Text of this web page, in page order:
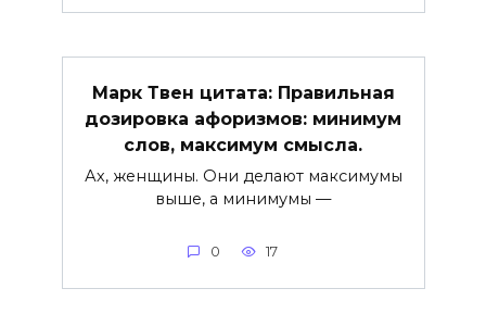
Марк Твен цитата: Правильная
дозировка афоризмов: минимум
слов, максимум смысла.
Ах, женщины. Они делают максимумы
выше, а минимумы —
0 17